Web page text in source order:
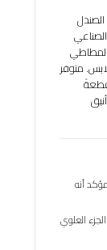
المطاطي
متوفر
قطعةً
أنه
العلوي